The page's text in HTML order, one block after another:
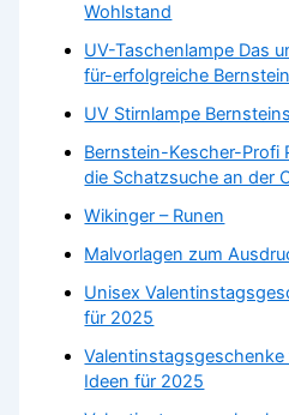
Wohlstand
UV-Taschenlampe Das
für-erfolgreiche
UV Stirnlampe
Bernstein-Kescher-Profi
die Schatzsuche an der
Wikinger – Runen
Malvorlagen zum
Unisex
für 2025
Valentinstagsgeschenke
Ideen für 2025